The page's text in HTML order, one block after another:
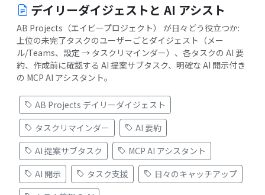
デイリーダイジェストと AI アシスト
AB Projects（エイビープロジェクト） が日々どう役立つか:
上位の未完了タスクのユーザーごとダイジェスト（メー
ル/Teams、設定 → タスクリマインダー）、各タスクの AI 要
約、作成前に確認する AI 提案サブタスク、明確な AI 開示付き
の MCP AI アシスタント。
AB Projects デイリーダイジェスト
タスクリマインダー
AI 要約
AI 提案サブタスク
MCP AI アシスタント
AI 開示
タスク支援
日々のキャッチアップ